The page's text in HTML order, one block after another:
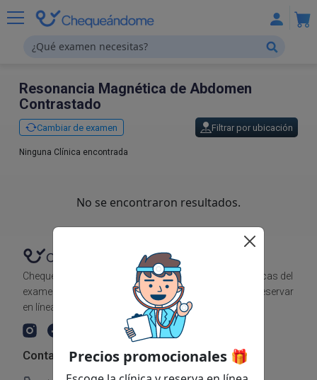
Resonancia Magnética de Abdomen
Contrastado
Cambiar de examen Filtrar por ubicación
Ninguna Clínica encontrada
No se encontraron resultados.
Precios promocionales 🎁
Chequeándome te muestra el precio en diferentes clínicas del
examen que necesitas, para que puedas comparar y reservar
en línea.
Contacto